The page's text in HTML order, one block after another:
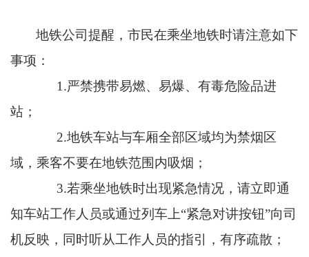
地铁公司提醒，市民在乘坐地铁时请注意如下
事项：
1.严禁携带易燃、易爆、有毒危险品进
站；
2.地铁车站与车厢全部区域均为禁烟区
域，乘客不要在地铁范围内吸烟；
3.若乘坐地铁时出现紧急情况，请立即通
知车站工作人员或通过列车上“紧急对讲按钮”向司
机反映，同时听从工作人员的指引，有序疏散；